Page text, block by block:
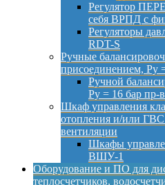
Регулятор
себя ВРПД с
Регуляторы
RDT-S
Ручные
присоединением, Py
Ручной
Py = 16 бар пр-
Шкаф управления
отопления и/или
вентиляции
Шкафы
ВШУ-1
Оборудование и ПО для
теплосчетчиков,